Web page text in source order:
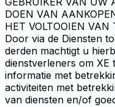
DOEN VAN
HET VOLTOOIEN VAN
Door via de Diensten
derden machtigt u
dienstverleners om
informatie met
activiteiten met
van diensten en/of